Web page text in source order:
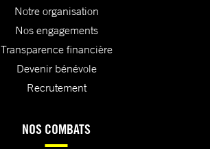
Notre organisation
Nos engagements
Transparence financière
Devenir bénévole
Recrutement
NOS COMBATS